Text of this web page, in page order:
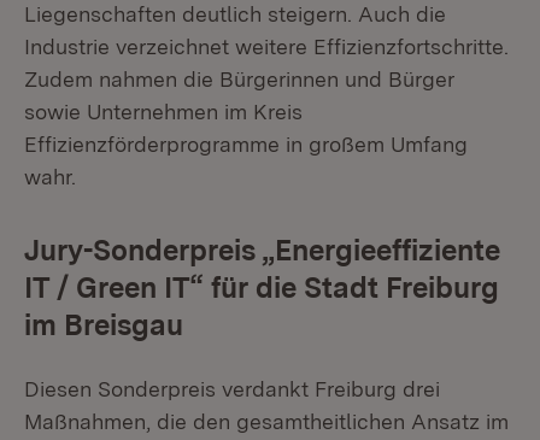
Liegenschaften deutlich steigern. Auch die
Industrie verzeichnet weitere Effizienzfortschritte.
Zudem nahmen die Bürgerinnen und Bürger
sowie Unternehmen im Kreis
Effizienzförderprogramme in großem Umfang
wahr.
Jury-Sonderpreis „Energieeffiziente
IT / Green IT“ für die Stadt Freiburg
im Breisgau
Diesen Sonderpreis verdankt Freiburg drei
Maßnahmen, die den gesamtheitlichen Ansatz im